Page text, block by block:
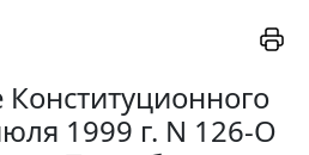
1999 г. N 126-О